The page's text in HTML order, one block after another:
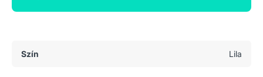
Szín Lila